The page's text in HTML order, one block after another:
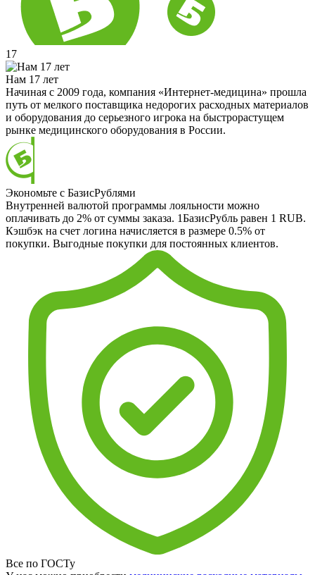
17
Нам 17 лет
Начиная с 2009 года, компания «Интернет-медицина» прошла
путь от мелкого поставщика недорогих расходных материалов
и оборудования до серьезного игрока на быстрорастущем
рынке медицинского оборудования в России.
Экономьте с БазисРублями
Внутренней валютой программы лояльности можно
оплачивать до 2% от суммы заказа. 1БазисРубль равен 1 RUB.
Кэшбэк на счет логина начисляется в размере 0.5% от
покупки. Выгодные покупки для постоянных клиентов.
Все по ГОСТу